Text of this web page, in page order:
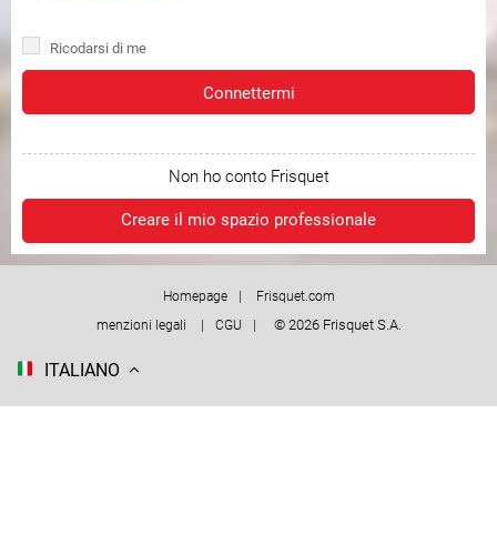
Ricodarsi di me
Connettermi
Non ho conto Frisquet
Creare il mio spazio professionale
Homepage
Frisquet.com
menzioni legali
CGU © 2026 Frisquet S.A.
ITALIANO